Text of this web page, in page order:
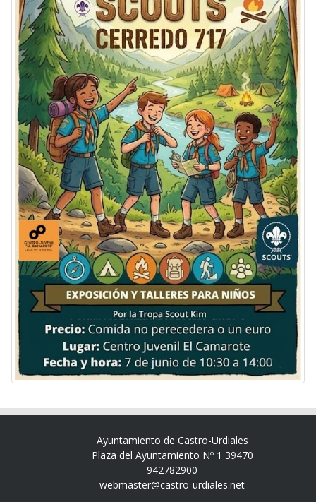
Ayuntamiento de Castro-Urdiales
Plaza del Ayuntamiento Nº 1 39470
942782900
webmaster@castro-urdiales.net